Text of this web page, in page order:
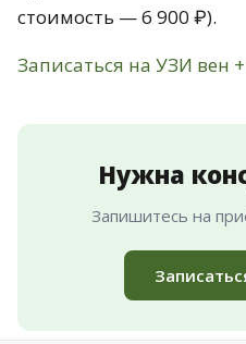
стоимость — 6 900 ₽).
Записаться на УЗИ вен
Нужна
Запишитесь на